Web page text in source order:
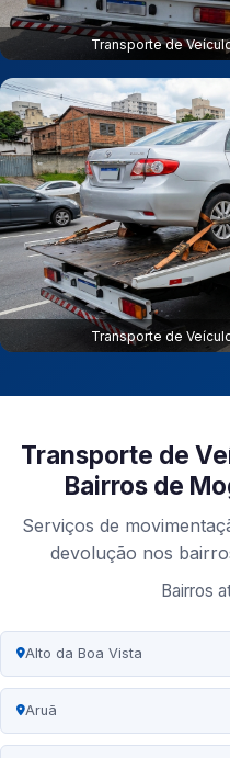
Transporte de
Transporte de
Transporte de
Bairros de
Serviços de
devolução nos
Bairros
Alto da Boa Vista
Aruã